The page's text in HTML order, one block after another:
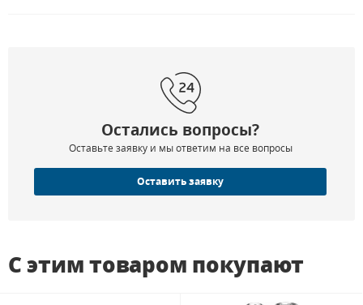
Остались вопросы?
Оставьте заявку и мы ответим на все вопросы
Оставить заявку
С этим товаром покупают